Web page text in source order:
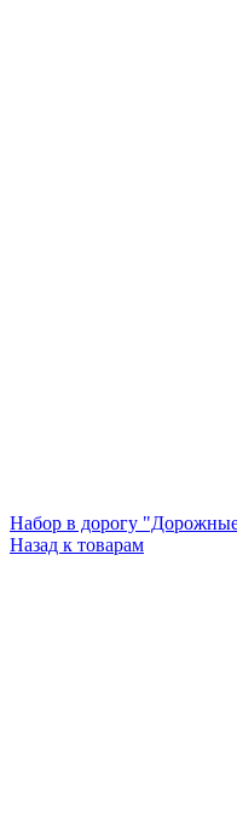
Набор в дорогу
Назад к товарам